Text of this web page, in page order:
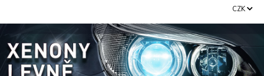
CZK